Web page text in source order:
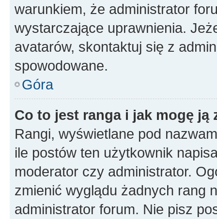
warunkiem, że administrator
wystarczające uprawnienia.
avatarów, skontaktuj się z
spowodowane.
Góra
Co to jest ranga i jak mogę ją
Rangi, wyświetlane pod
ile postów ten użytkownik
moderator czy administrator.
zmienić wyglądu żadnych rang
administrator forum. Nie pisz